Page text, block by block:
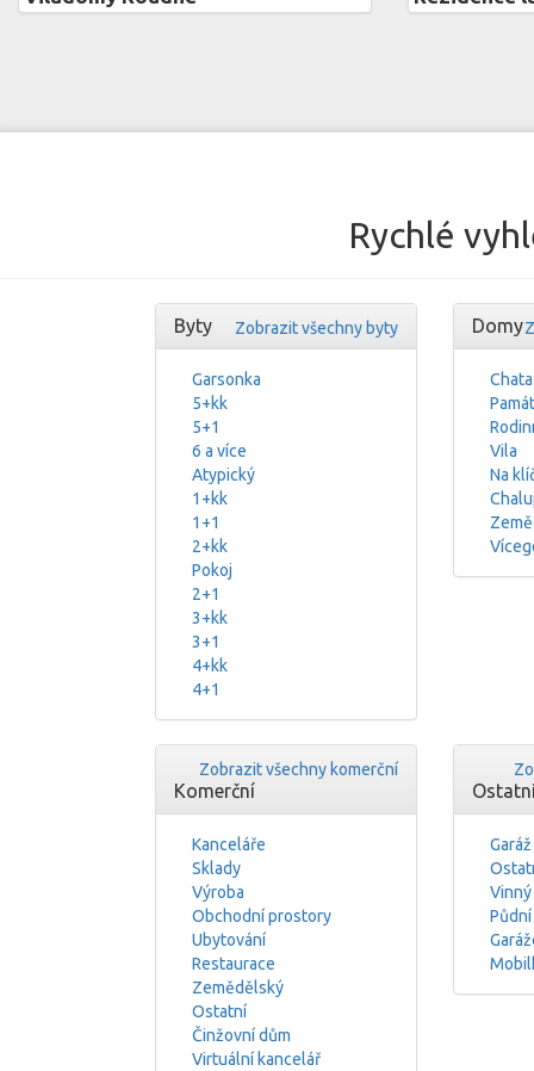
Rychlé
Zobrazit všechny byty
Byty
Garsonka
5+kk
5+1
6 a více
Atypický
1+kk
1+1
2+kk
Pokoj
2+1
3+kk
3+1
4+kk
4+1
Domy
Chata
Vila
Na
Zobrazit všechny komerční
Komerční
Kanceláře
Sklady
Výroba
Obchodní prostory
Ubytování
Restaurace
Zemědělský
Ostatní
Činžovní dům
Virtuální kancelář
Garáž